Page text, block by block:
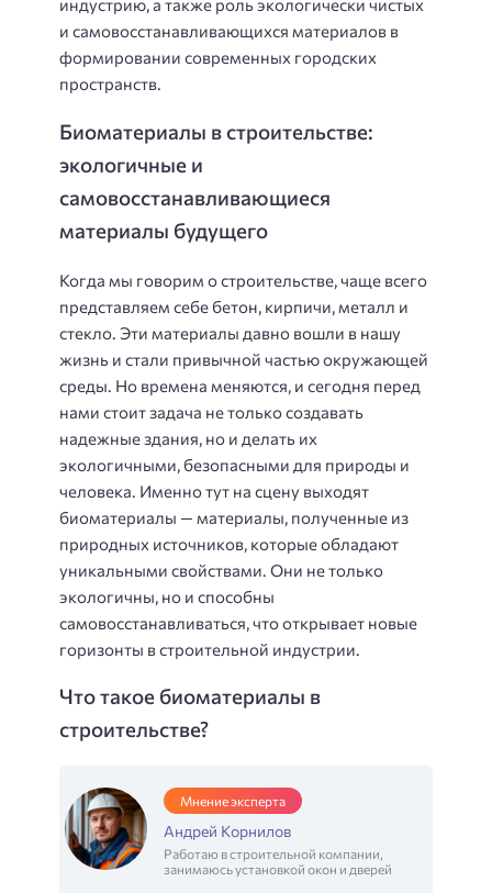
индустрию, а также роль экологически чистых
и самовосстанавливающихся материалов в
формировании современных городских
пространств.
Биоматериалы в строительстве:
экологичные и
самовосстанавливающиеся
материалы будущего
Когда мы говорим о строительстве, чаще всего
представляем себе бетон, кирпичи, металл и
стекло. Эти материалы давно вошли в нашу
жизнь и стали привычной частью окружающей
среды. Но времена меняются, и сегодня перед
нами стоит задача не только создавать
надежные здания, но и делать их
экологичными, безопасными для природы и
человека. Именно тут на сцену выходят
биоматериалы — материалы, полученные из
природных источников, которые обладают
уникальными свойствами. Они не только
экологичны, но и способны
самовосстанавливаться, что открывает новые
горизонты в строительной индустрии.
Что такое биоматериалы в
строительстве?
Мнение эксперта
Андрей Корнилов
Работаю в строительной компании,
занимаюсь установкой окон и дверей